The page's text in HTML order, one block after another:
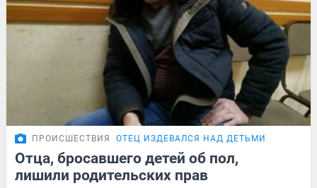
ПРОИСШЕСТВИЯ ОТЕЦ ИЗДЕВАЛСЯ НАД ДЕТЬМИ
Отца, бросавшего детей об пол,
лишили родительских прав